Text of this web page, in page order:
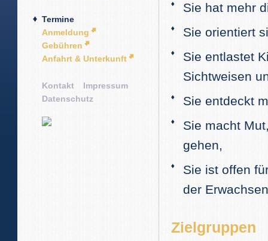
Termine
Anmeldung
Gebühren
Anfahrt & Unterkunft
Kontakt
Impressum
Datenschutz
Sie hat mehr
Sie orientiert
Sie entlastet
Sichtweisen
Sie entdeckt
Sie macht
gehen,
Sie ist offen
der
Zielgruppen